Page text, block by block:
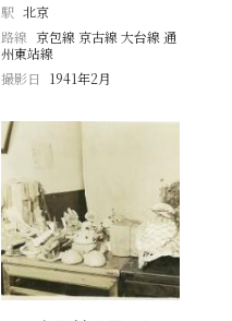
駅 北京
路線 京包線 京古線 大台線 通
州東站線
撮影日
1941年2月